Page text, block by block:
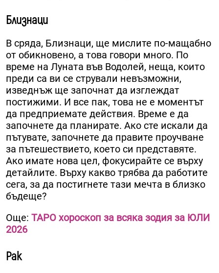
Близнаци
В сряда, Близнаци, ще мислите по-мащабно
от обикновено, а това говори много. По
време на Луната във Водолей, неща, които
преди са ви се стрували невъзможни,
изведнъж ще започнат да изглеждат
постижими. И все пак, това не е моментът
да предприемате действия. Време е да
започнете да планирате. Ако сте искали да
пътувате, започнете да правите проучване
за пътешествието, което си представяте.
Ако имате нова цел, фокусирайте се върху
детайлите. Върху какво трябва да работите
сега, за да постигнете тази мечта в близко
бъдеще?
Още: ТАРО хороскоп за всяка зодия за ЮЛИ
2026
Рак